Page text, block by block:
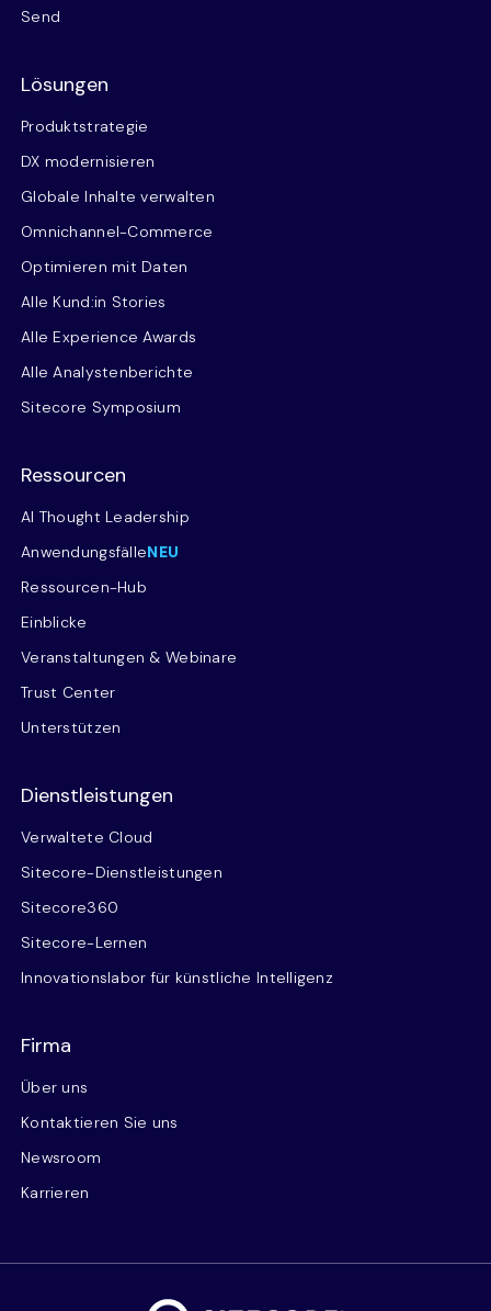
Send
Lösungen
Produktstrategie
DX modernisieren
Globale Inhalte verwalten
Omnichannel-Commerce
Optimieren mit Daten
Alle Kund:in Stories
Alle Experience Awards
Alle Analystenberichte
Sitecore Symposium
Ressourcen
AI Thought Leadership
AnwendungsfälleNEU
Ressourcen-Hub
Einblicke
Veranstaltungen & Webinare
Trust Center
Unterstützen
Dienstleistungen
Verwaltete Cloud
Sitecore-Dienstleistungen
Sitecore360
Sitecore-Lernen
Innovationslabor für künstliche Intelligenz
Firma
Über uns
Kontaktieren Sie uns
Newsroom
Karrieren